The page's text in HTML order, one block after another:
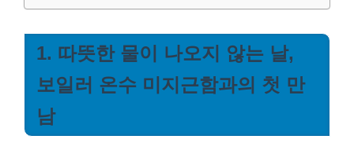
1. 따뜻한 물이 나오지 않는 날,
보일러 온수 미지근함과의 첫 만
남